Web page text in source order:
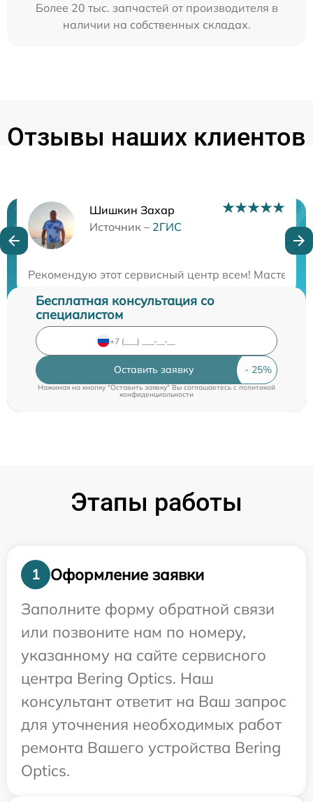
Более 20 тыс. запчастей от производителя в
наличии на собственных складах.
Отзывы наших клиентов
Шишкин Захар
Источник – 2ГИС
Рекомендую этот сервисный центр всем! Мастера
Нужна консультация?
Бесплатная консультация со
специалистом
Оставить заявку
Нажимая на кнопку "Оставить заявку" Вы соглашаетесь cполитикой
конфиденциальности
Этапы работы
1
Оформление заявки
Заполните форму обратной связи
или позвоните нам по номеру,
указанному на сайте сервисного
центра Bering Optics. Наш
консультант ответит на Ваш запрос
для уточнения необходимых работ
ремонта Вашего устройства Bering
Optics.